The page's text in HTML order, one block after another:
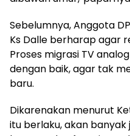
Sebelumnya, Anggota
Ks Dalle berharap agar
Proses migrasi TV
dengan baik, agar tak
baru.
Dikarenakan menurut
itu berlaku, akan banyak